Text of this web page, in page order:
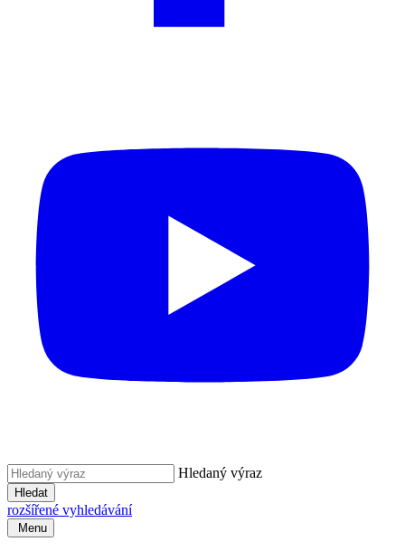
Hledaný výraz
Hledat
rozšířené vyhledávání
Menu